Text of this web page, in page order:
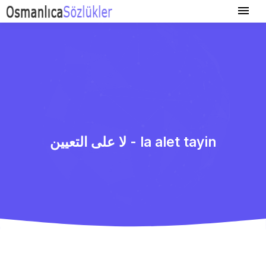
لا علی التعیین - la alet tayin